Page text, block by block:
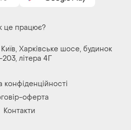
це працює?
Київ, Харківське шосе, будинок
203, літера 4Г
конфіденційності
оферта
Контакти